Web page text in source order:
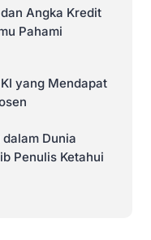
Angka Kredit
Pahami
yang Mendapat
Dunia
Penulis Ketahui